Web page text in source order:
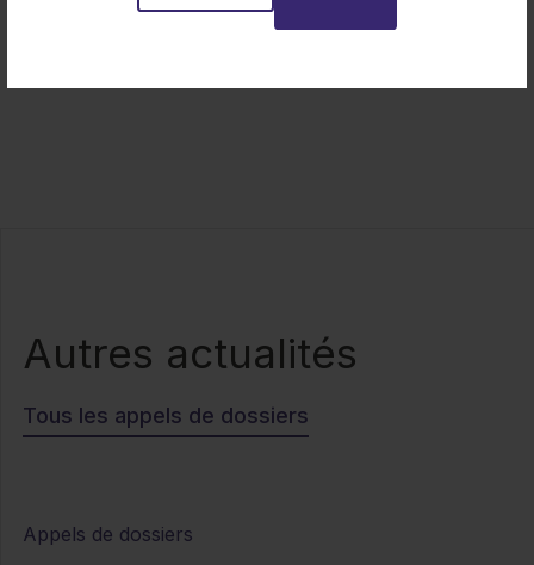
Autres actualités
Tous les appels de dossiers
Appels de dossiers